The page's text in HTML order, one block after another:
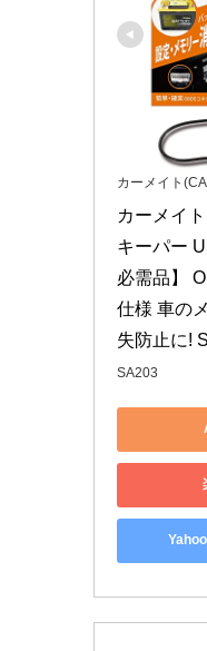
カーメイト
カーメイ
キーパー
必需品】
仕様 車の
失防止に!
SA203